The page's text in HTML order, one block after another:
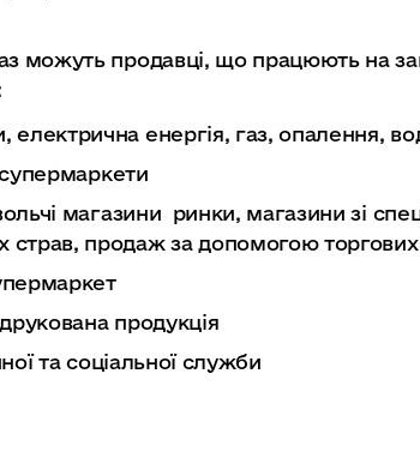
можуть продавці, що працюють на
електрична енергія, газ, опалення,
магазини ринки, магазини зі
страв, продаж за допомогою торгових
продукція
та соціальної служби